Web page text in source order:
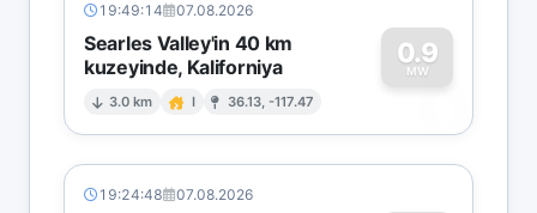
19:49:14 07.08.2026
Searles Valley'in 40 km
kuzeyinde, Kaliforniya
3.0 km I 36.13, -117.47
0.9
MW
0
19:24:48 07.08.2026